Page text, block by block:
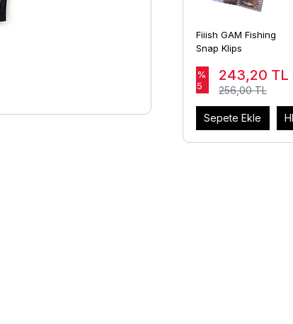
Fiiish GAM Fishing
Snap Klips
%
5
243,20 TL
256,00 TL
Sepete Ekle